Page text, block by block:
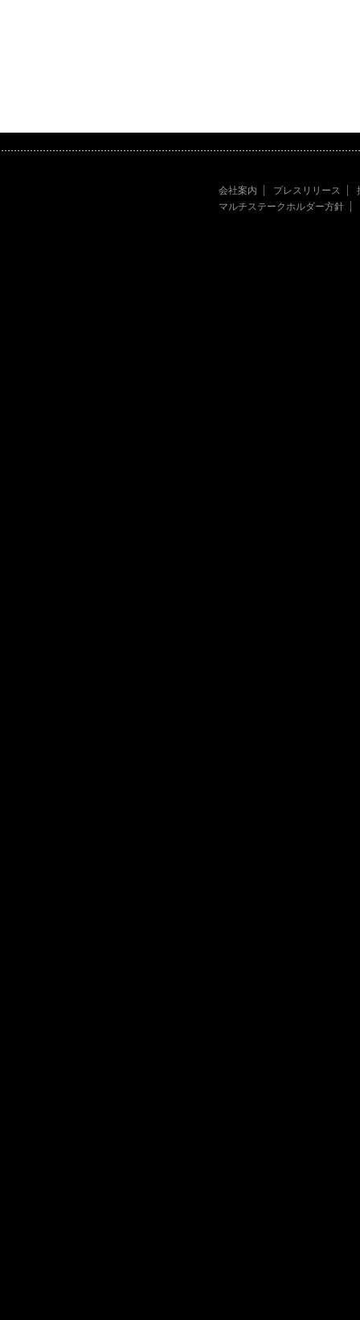
会社案内 プレスリリース
マルチステークホルダー方針